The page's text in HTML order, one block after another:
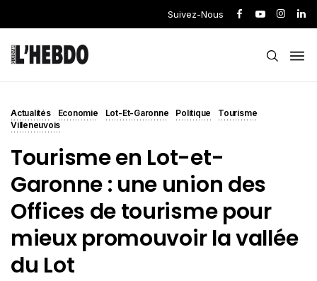
Suivez-Nous
Actualités Economie Lot-Et-Garonne Politique
Tourisme
Villeneuvois
Tourisme en Lot-et-
Garonne : une union des
Offices de tourisme pour
mieux promouvoir la vallée
du Lot